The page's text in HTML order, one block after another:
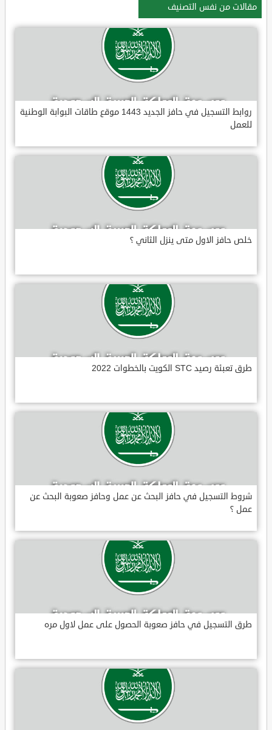
مقالات من نفس التصنيف
روابط التسجيل في حافز الجديد 1443 موقع طاقات البوابة الوطنية
للعمل
خلص حافز الاول متى ينزل الثاني ؟
طرق تعبئة رصيد STC الكويت بالخطوات 2022
شروط التسجيل في حافز البحث عن عمل وحافز صعوبة البحث عن
عمل ؟
طرق التسجيل في حافز صعوبة الحصول على عمل لاول مره